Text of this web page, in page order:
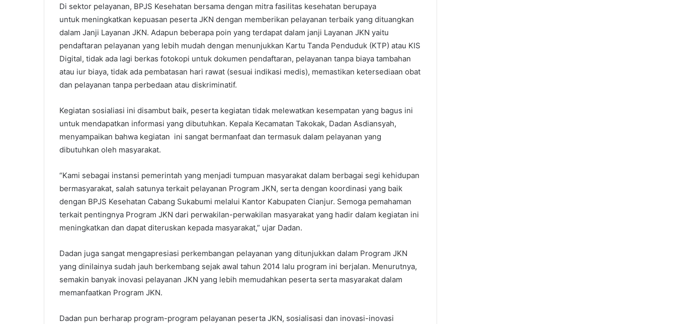
Di sektor pelayanan, BPJS Kesehatan bersama dengan mitra fasilitas kesehatan berupaya
untuk meningkatkan kepuasan peserta JKN dengan memberikan pelayanan terbaik yang dituangkan
dalam Janji Layanan JKN. Adapun beberapa poin yang terdapat dalam janji Layanan JKN yaitu
pendaftaran pelayanan yang lebih mudah dengan menunjukkan Kartu Tanda Penduduk (KTP) atau KIS
Digital, tidak ada lagi berkas fotokopi untuk dokumen pendaftaran, pelayanan tanpa biaya tambahan
atau iur biaya, tidak ada pembatasan hari rawat (sesuai indikasi medis), memastikan ketersediaan obat
dan pelayanan tanpa perbedaan atau diskriminatif.
Kegiatan sosialiasi ini disambut baik, peserta kegiatan tidak melewatkan kesempatan yang bagus ini
untuk mendapatkan informasi yang dibutuhkan. Kepala Kecamatan Takokak, Dadan Asdiansyah,
menyampaikan bahwa kegiatan ini sangat bermanfaat dan termasuk dalam pelayanan yang
dibutuhkan oleh masyarakat.
“Kami sebagai instansi pemerintah yang menjadi tumpuan masyarakat dalam berbagai segi kehidupan
bermasyarakat, salah satunya terkait pelayanan Program JKN, serta dengan koordinasi yang baik
dengan BPJS Kesehatan Cabang Sukabumi melalui Kantor Kabupaten Cianjur. Semoga pemahaman
terkait pentingnya Program JKN dari perwakilan-perwakilan masyarakat yang hadir dalam kegiatan ini
meningkatkan dan dapat diteruskan kepada masyarakat,” ujar Dadan.
Dadan juga sangat mengapresiasi perkembangan pelayanan yang ditunjukkan dalam Program JKN
yang dinilainya sudah jauh berkembang sejak awal tahun 2014 lalu program ini berjalan. Menurutnya,
semakin banyak inovasi pelayanan JKN yang lebih memudahkan peserta serta masyarakat dalam
memanfaatkan Program JKN.
Dadan pun berharap program-program pelayanan peserta JKN, sosialisasi dan inovasi-inovasi